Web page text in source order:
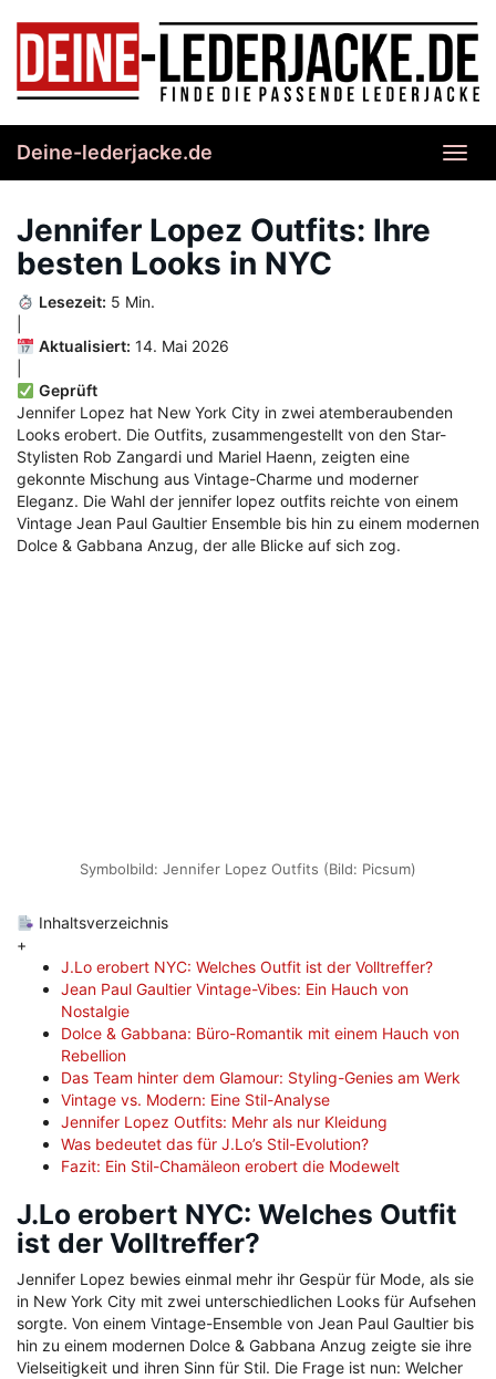
content
Deine-lederjacke.de
Jennifer Lopez Outfits: Ihre
besten Looks in NYC
Lesezeit: 5 Min.
Aktualisiert: 14. Mai 2026
Geprüft
Jennifer Lopez hat New York City in zwei atemberaubenden
Looks erobert. Die Outfits, zusammengestellt von den Star-
Stylisten Rob Zangardi und Mariel Haenn, zeigten eine
gekonnte Mischung aus Vintage-Charme und moderner
Eleganz. Die Wahl der jennifer lopez outfits reichte von einem
Vintage Jean Paul Gaultier Ensemble bis hin zu einem modernen
Dolce & Gabbana Anzug, der alle Blicke auf sich zog.
Symbolbild: Jennifer Lopez Outfits (Bild: Picsum)
Inhaltsverzeichnis
+
J.Lo erobert NYC: Welches Outfit ist der Volltreffer?
Jean Paul Gaultier Vintage-Vibes: Ein Hauch von
Nostalgie
Dolce & Gabbana: Büro-Romantik mit einem Hauch von
Rebellion
Das Team hinter dem Glamour: Styling-Genies am Werk
Vintage vs. Modern: Eine Stil-Analyse
Jennifer Lopez Outfits: Mehr als nur Kleidung
Was bedeutet das für J.Lo’s Stil-Evolution?
Fazit: Ein Stil-Chamäleon erobert die Modewelt
J.Lo erobert NYC: Welches Outfit
ist der Volltreffer?
Jennifer Lopez bewies einmal mehr ihr Gespür für Mode, als sie
in New York City mit zwei unterschiedlichen Looks für Aufsehen
sorgte. Von einem Vintage-Ensemble von Jean Paul Gaultier bis
hin zu einem modernen Dolce & Gabbana Anzug zeigte sie ihre
Vielseitigkeit und ihren Sinn für Stil. Die Frage ist nun: Welcher